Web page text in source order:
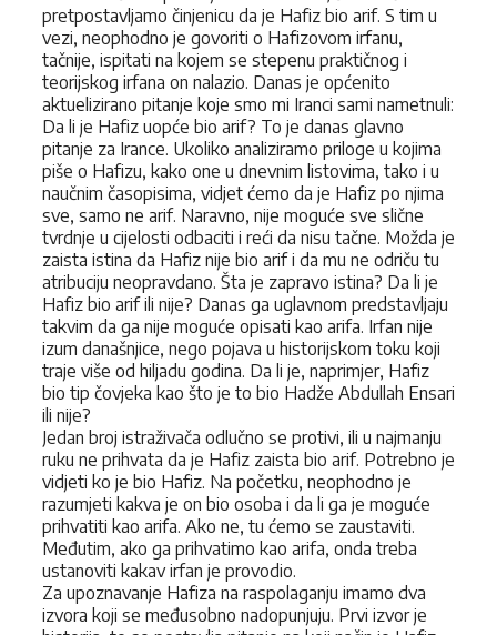
pretpostavljamo činjenicu da je Hafiz bio arif. S tim u
vezi, neophodno je govoriti o Hafizovom irfanu,
tačnije, ispitati na kojem se stepenu praktičnog i
teorijskog irfana on nalazio. Danas je općenito
aktuelizirano pitanje koje smo mi Iranci sami nametnuli:
Da li je Hafiz uopće bio arif? To je danas glavno
pitanje za Irance. Ukoliko analiziramo priloge u kojima
piše o Hafizu, kako one u dnevnim listovima, tako i u
naučnim časopisima, vidjet ćemo da je Hafiz po njima
sve, samo ne arif. Naravno, nije moguće sve slične
tvrdnje u cijelosti odbaciti i reći da nisu tačne. Možda je
zaista istina da Hafiz nije bio arif i da mu ne odriču tu
atribuciju neopravdano. Šta je zapravo istina? Da li je
Hafiz bio arif ili nije? Danas ga uglavnom predstavljaju
takvim da ga nije moguće opisati kao arifa. Irfan nije
izum današnjice, nego pojava u historijskom toku koji
traje više od hiljadu godina. Da li je, naprimjer, Hafiz
bio tip čovjeka kao što je to bio Hadže Abdullah Ensari
ili nije?
Jedan broj istraživača odlučno se protivi, ili u najmanju
ruku ne prihvata da je Hafiz zaista bio arif. Potrebno je
vidjeti ko je bio Hafiz. Na početku, neophodno je
razumjeti kakva je on bio osoba i da li ga je moguće
prihvatiti kao arifa. Ako ne, tu ćemo se zaustaviti.
Međutim, ako ga prihvatimo kao arifa, onda treba
ustanoviti kakav irfan je provodio.
Za upoznavanje Hafiza na raspolaganju imamo dva
izvora koji se međusobno nadopunjuju. Prvi izvor je